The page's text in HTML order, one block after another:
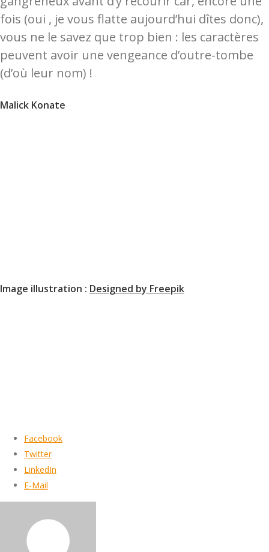
fois (oui , je vous flatte aujourd’hui dîtes donc),
vous ne le savez que trop bien : les caractères
peuvent avoir une vengeance d’outre-tombe
(d’où leur nom) !
Malick Konate
Image illustration : Designed by Freepik
Facebook
Twitter
LinkedIn
E-Mail